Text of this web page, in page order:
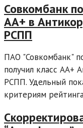
Совкомбанк
АА+ в
РСПП
ПАО "Совкомбанк"
получил класс АА+
РСПП. Удельный
критериям